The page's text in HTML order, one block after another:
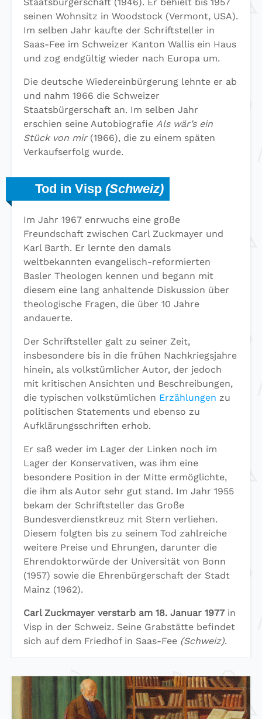
seinen Wohnsitz in Woodstock (Vermont, USA).
Im selben Jahr kaufte der Schriftsteller in
Saas-Fee im Schweizer Kanton Wallis ein Haus
und zog endgültig wieder nach Europa um.
Die deutsche Wiedereinbürgerung lehnte er ab
und nahm 1966 die Schweizer
Staatsbürgerschaft an. Im selben Jahr
erschien seine Autobiografie Als wär’s ein
Stück von mir(1966), die zu einem späten
Verkaufserfolg wurde.
Tod in Visp (Schweiz)
Im Jahr 1967 enrwuchs eine große
Freundschaft zwischen Carl Zuckmayer und
Karl Barth. Er lernte den damals
weltbekannten evangelisch-reformierten
Basler Theologen kennen und begann mit
diesem eine lang anhaltende Diskussion über
theologische Fragen, die über 10 Jahre
andauerte.
Der Schriftsteller galt zu seiner Zeit,
insbesondere bis in die frühen Nachkriegsjahre
hinein, als volkstümlicher Autor, der jedoch
mit kritischen Ansichten und Beschreibungen,
die typischen volkstümlichen Erzählungen zu
politischen Statements und ebenso zu
Aufklärungsschriften erhob.
Er saß weder im Lager der Linken noch im
Lager der Konservativen, was ihm eine
besondere Position in der Mitte ermöglichte,
die ihm als Autor sehr gut stand. Im Jahr 1955
bekam der Schriftsteller das Große
Bundesverdienstkreuz mit Stern verliehen.
Diesem folgten bis zu seinem Tod zahlreiche
weitere Preise und Ehrungen, darunter die
Ehrendoktorwürde der Universität von Bonn
(1957) sowie die Ehrenbürgerschaft der Stadt
Mainz (1962).
Carl Zuckmayer verstarb am 18. Januar 1977 in
Visp in der Schweiz. Seine Grabstätte befindet
sich auf dem Friedhof in Saas-Fee (Schweiz).